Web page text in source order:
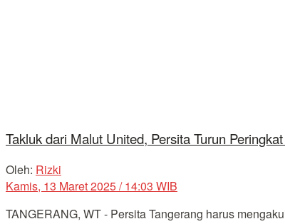
Takluk dari Malut United, Persita Turun
Oleh: Rizki
Kamis, 13 Maret 2025 / 14:03 WIB
TANGERANG, WT - Persita Tangerang harus